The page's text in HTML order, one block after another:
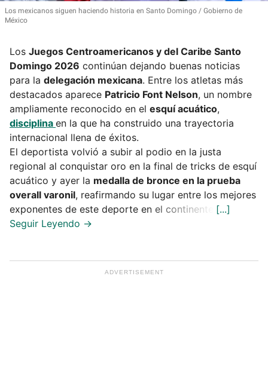
Los mexicanos siguen haciendo historia en Santo Domingo
Gobierno de
México
Los Juegos Centroamericanos y del Caribe Santo
Domingo 2026 continúan dejando buenas noticias
para la delegación mexicana. Entre los atletas más
destacados aparece Patricio Font Nelson, un nombre
ampliamente reconocido en el esquí acuático,
disciplina en la que ha construido una trayectoria
internacional llena de éxitos.
El deportista volvió a subir al podio en la justa
regional al conquistar oro en la final de tricks de esquí
acuático y ayer la medalla de bronce en la prueba
overall varonil, reafirmando su lugar entre los mejores
exponentes de este deporte en el continente.